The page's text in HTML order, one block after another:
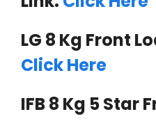
LG 8 Kg Front
Click Here
IFB 8 Kg 5 Star